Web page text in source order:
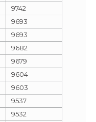
9742
9693
9693
9682
9679
9604
9603
9537
9532